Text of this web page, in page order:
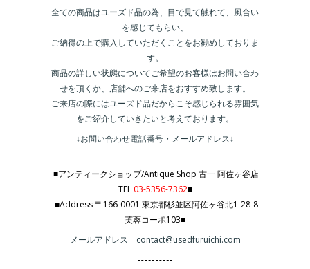
全ての商品はユーズド品の為、目で見て触れて、風合い
を感じてもらい、
ご納得の上で購入していただくことをお勧めしておりま
す。
商品の詳しい状態についてご希望のお客様はお問い合わ
せを頂くか、店舗へのご来店をおすすめ致します。
ご来店の際にはユーズド品だからこそ感じられる雰囲気
をご紹介していきたいと考えております。
↓お問い合わせ電話番号・メールアドレス↓
■アンティークショップ/Antique Shop 古一 阿佐ヶ谷店
TEL03-5356-7362■
■Address 〒166-0001 東京都杉並区阿佐ヶ谷北1-28-8
芙蓉コーポ103■
メールアドレス contact@usedfuruichi.com